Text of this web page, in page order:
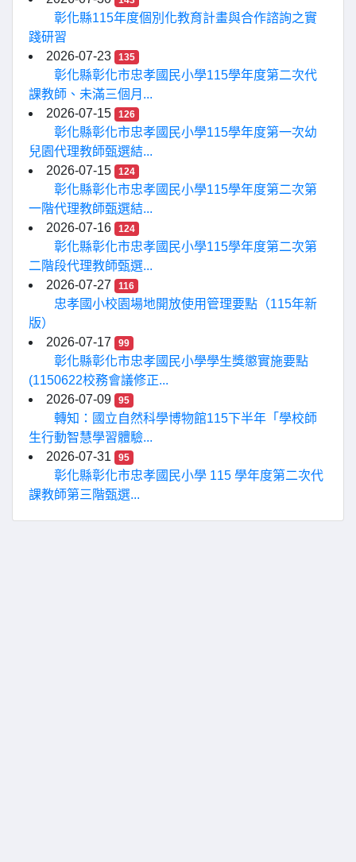
彰化縣115年度個別化教育計畫與合作諮詢之實
踐研習
2026-07-23
135
彰化縣彰化市忠孝國民小學115學年度第二次代
課教師、未滿三個月...
2026-07-15
126
彰化縣彰化市忠孝國民小學115學年度第一次幼
兒園代理教師甄選結...
2026-07-15
124
彰化縣彰化市忠孝國民小學115學年度第二次第
一階代理教師甄選結...
2026-07-16
124
彰化縣彰化市忠孝國民小學115學年度第二次第
二階段代理教師甄選...
2026-07-27
116
忠孝國小校園場地開放使用管理要點（115年新
版）
2026-07-17
99
彰化縣彰化市忠孝國民小學學生獎懲實施要點
(1150622校務會議修正...
2026-07-09
95
轉知：國立自然科學博物館115下半年「學校師
生行動智慧學習體驗...
2026-07-31
95
彰化縣彰化市忠孝國民小學 115 學年度第二次代
課教師第三階甄選...